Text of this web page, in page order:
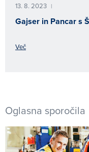
13. 8. 2023 |
Gajser in Pancar s
Več
Oglasna sporočila